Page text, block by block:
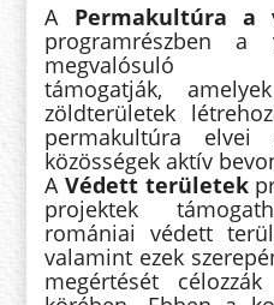
A Permakultúra a
programrészben a
megvalósuló
támogatják,
zöldterületek
permakultúra
közösségek aktív
AVédett területek
projektek
romániai védett
valamint ezek
megértését